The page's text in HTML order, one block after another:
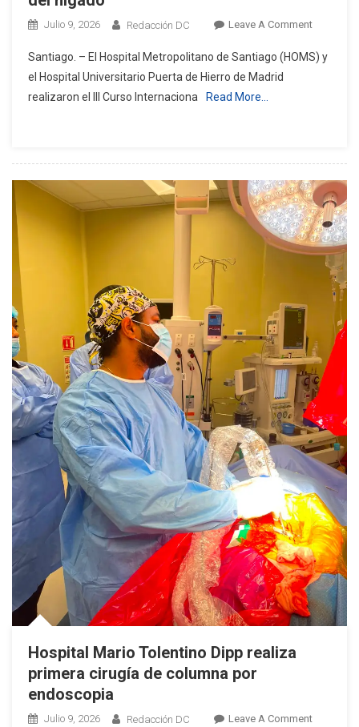
Julio 9, 2026 Redacción DC Leave A CommentOn
En
Del
Hígado
Santiago. – El Hospital Metropolitano de Santiago (HOMS) y
el Hospital Universitario Puerta de Hierro de Madrid
realizaron el III Curso Internaciona
Read More…
Hospital Mario Tolentino Dipp realiza
primera cirugía de columna por
endoscopia
Julio 9, 2026 Redacción DC Leave A CommentOn